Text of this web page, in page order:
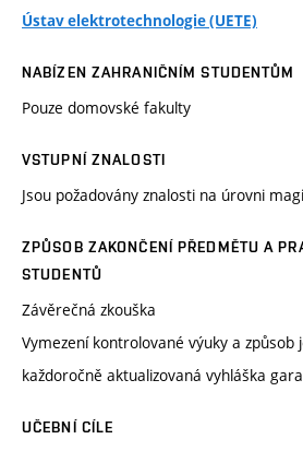
Ústav elektrotechnologie (UETE)
NABÍZEN ZAHRANIČNÍM STUDENTŮM
Pouze domovské fakulty
VSTUPNÍ ZNALOSTI
Jsou požadovány znalosti na úrovni
ZPŮSOB ZAKONČENÍ PŘEDMĚTU A
STUDENTŮ
Závěrečná zkouška
Vymezení kontrolované výuky a
každoročně aktualizovaná vyhláška
UČEBNÍ CÍLE